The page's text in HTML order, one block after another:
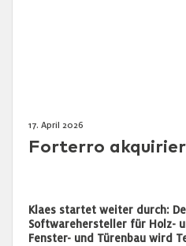
17. April 2026
Forterro
Klaes startet weiter durch:
Softwarehersteller für Holz-
Fenster- und Türenbau wird